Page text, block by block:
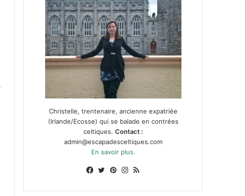
Christelle, trentenaire, ancienne expatriée
(Irlande/Ecosse) qui se balade en contrées
celtiques. Contact :
admin@escapadesceltiques.com
En savoir plus.
Facebook
X PinterestInstagram